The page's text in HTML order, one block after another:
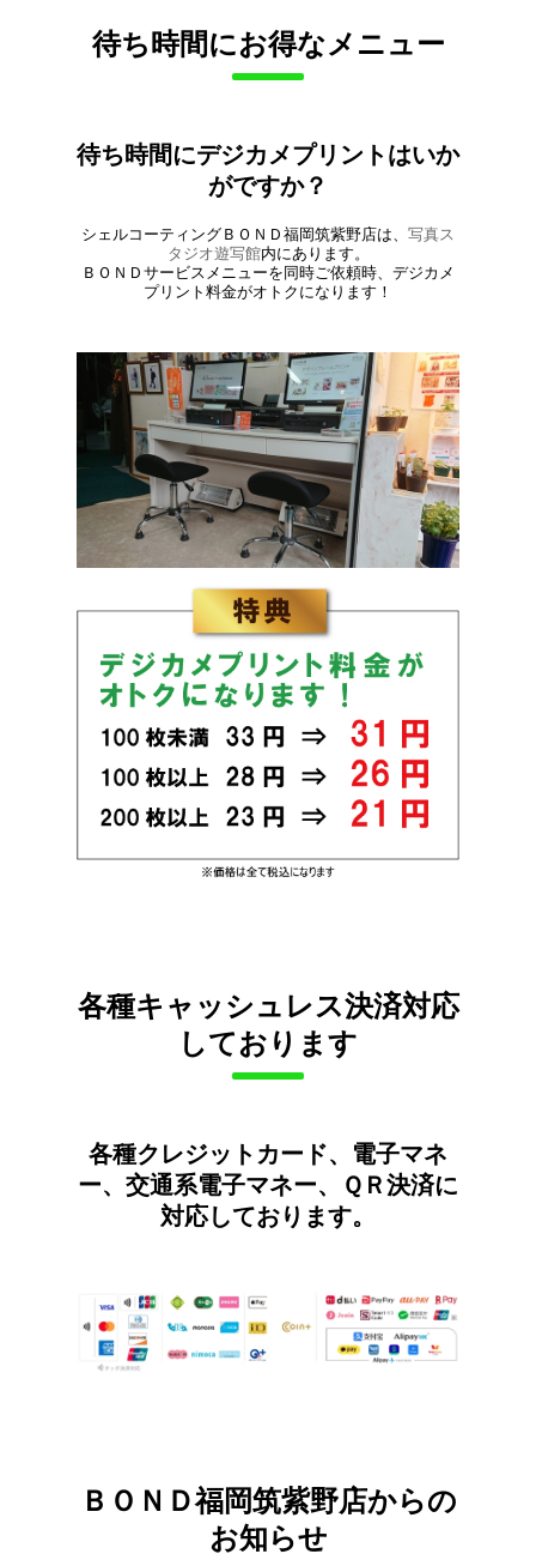
待ち時間にお得なメニュー
待ち時間にデジカメプリントはいか
がですか？
シェルコーティングＢＯＮＤ福岡筑紫野店は、 写真ス
タジオ遊写館内にあります。
ＢＯＮＤサービスメニューを同時ご依頼時、デジカメ
プリント料金がオトクになります！
各種キャッシュレス決済対応
しております
各種クレジットカード、電子マネ
ー、交通系電子マネー、ＱＲ決済に
対応しております。
ＢＯＮＤ福岡筑紫野店からの
お知らせ